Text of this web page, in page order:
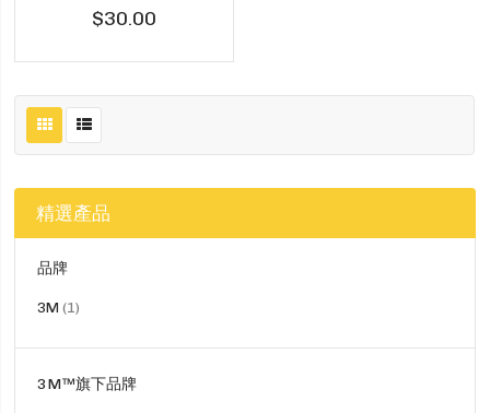
$30.00
精選產品
品牌
3M 1貨
3M™旗下品牌